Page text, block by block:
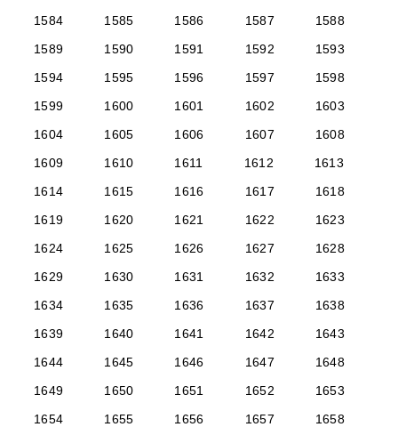
1584
1585 1586 1587
1588
1589
1590 1591 1592
1593
1594
1595 1596 1597
1598
1599
1600 1601 1602
1603
1604
1605 1606 1607
1608
1609
1610 1611 1612
1613
1614
1615 1616 1617
1618
1619
1620 1621 1622
1623
1624
1625 1626 1627
1628
1629
1630 1631 1632
1633
1634
1635 1636 1637
1638
1639
1640 1641 1642
1643
1644
1645 1646 1647
1648
1649
1650 1651 1652
1653
1654
1655 1656 1657
1658